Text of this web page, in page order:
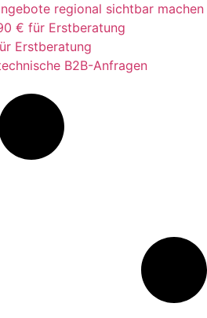
regional sichtbar machen
€ für Erstberatung
Erstberatung
B2B-Anfragen